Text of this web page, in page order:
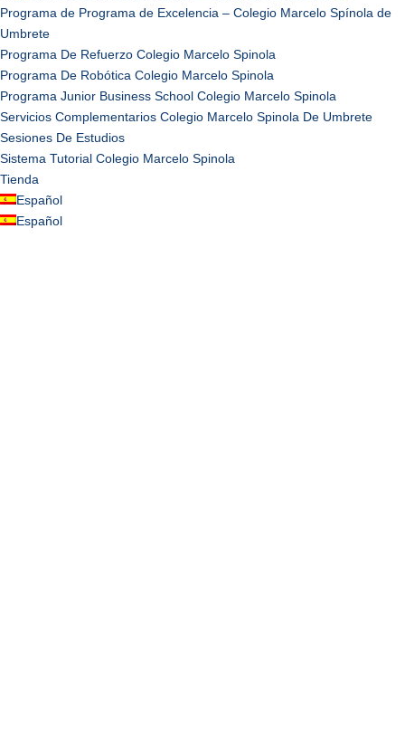
Programa de Programa de Excelencia – Colegio Marcelo Spínola de
Umbrete
Programa De Refuerzo Colegio Marcelo Spinola
Programa De Robótica Colegio Marcelo Spinola
Programa Junior Business School Colegio Marcelo Spinola
Servicios Complementarios Colegio Marcelo Spinola De Umbrete
Sesiones De Estudios
Sistema Tutorial Colegio Marcelo Spinola
Tienda
Español
Español